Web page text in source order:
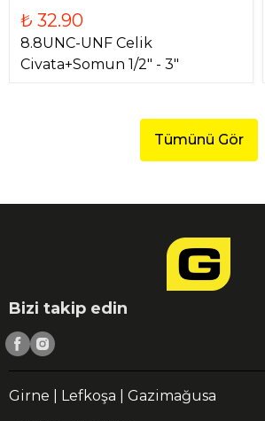
₺ 32.90
8.8UNC-UNF Celik
Civata+Somun 1/2" - 3"
Tümünü Gör
Bizi takip edin
Girne | Lefkoşa | Gazimağusa